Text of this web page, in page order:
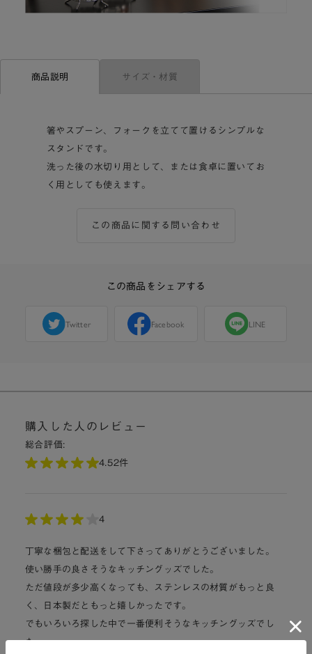
商品説明 サイズ・材質
箸やスプーン、フォークを立てて置けるシンプルな
スタンドです。
洗った後の水切り用として、または食卓に置いてお
く用としても使えます。
この商品に関する問い合わせ
この商品をシェアする
Twitter Facebook LINE
購入した人のレビュー
総合評価:
4.52件
4
丁寧な梱包と配送をして下さってありがとうございました。
使い勝手の良さそうなキッチングッズでした。
ただ値段が多少高くなっても、ステンレスの材質がもっと良
く、日本製だともっと嬉しかったです。
でもいろいろ探した中で一番便利そうなキッチングッズでし
た。